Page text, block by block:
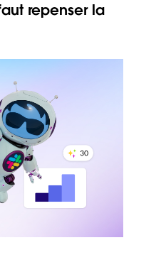
repenser la